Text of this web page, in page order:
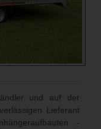
und auf der
Lieferant
-